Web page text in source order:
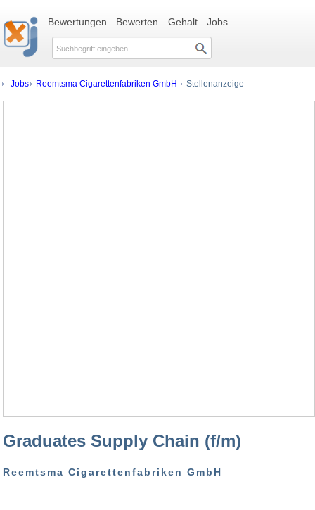
Bewertungen Bewerten Gehalt Jobs
Jobs Reemtsma Cigarettenfabriken GmbH Stellenanzeige
Graduates Supply Chain (f/m)
Reemtsma Cigarettenfabriken GmbH